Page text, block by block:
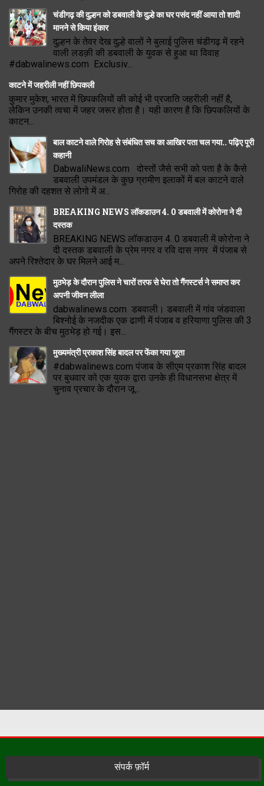
चंडीगढ़ की दुल्हन को डबवाली के दुल्हे का घर पसंद नहीं आया तो शादी
मानने से किया इंकार
दुल्हन के तेवर देख दुल्हे वालों ने बुलाई पुलिस चंडीगढ़ में रहने
वाली लडक़ी की डबवाली के युवक से हुआ था विवाह
#dabwalinews.com Exclusiv...
काटने में जहरीली नहीं छिपकली
कुमार मुकेश, भारत में छिपकलियों की कोई भी प्रजाति जहरीली नहीं है,
लेकिन उनकी त्वचा में जहर जरूर होता है। यही कारण है कि छिपकलियों के
काटन...
बाल काटने वाले गिरोह से संबंधित सच का आखिर पता चल गया.. पढ़िए पूरी
कहानी
DabwaliNews.com दोस्तों जैसे सभी को पता है के कैसे
डबवाली उपमंडल के कुछ ग्रामीण इलाकों में बल काटने वाले
गिरोह की दहशत से लोगो में अ...
BREAKING NEWS लॉकडाउन 4. 0 डबवाली में कोरोना ने दी
दस्तक
BREAKING NEWS लॉकडाउन 4. 0 डबवाली में कोरोना ने
दी दस्तक डबवाली के प्रेम नगर व रवि दास नगर में पंजाब से
अपने रिश्तेदार के घर मिलने आई म...
मुठभेड़ के दौरान पुलिस ने चारों तरफ से घेरा तो गैंगस्टर्स ने समाप्त कर
अपनी जीवन लीला
dabwalinews.com डबवाली। डबवाली में गांव जंडवाला
बिश्नोई के नजदीक एक ढाणी में पंजाब व हरियाणा पुलिस की 3
गैंगस्टर के बीच मुठभेड़ हो गई। इस...
मुख्यमंत्री प्रकाश सिंह बादल पर फेंका गया जूता
#dabwalinews.com पंजाब के सीएम प्रकाश सिंह बादल
पर बुधवार को एक युवक द्वारा उनके ही विधानसभा क्षेत्र में
चुनाव प्रचार के दौरान जू...
संपर्क फ़ॉर्म